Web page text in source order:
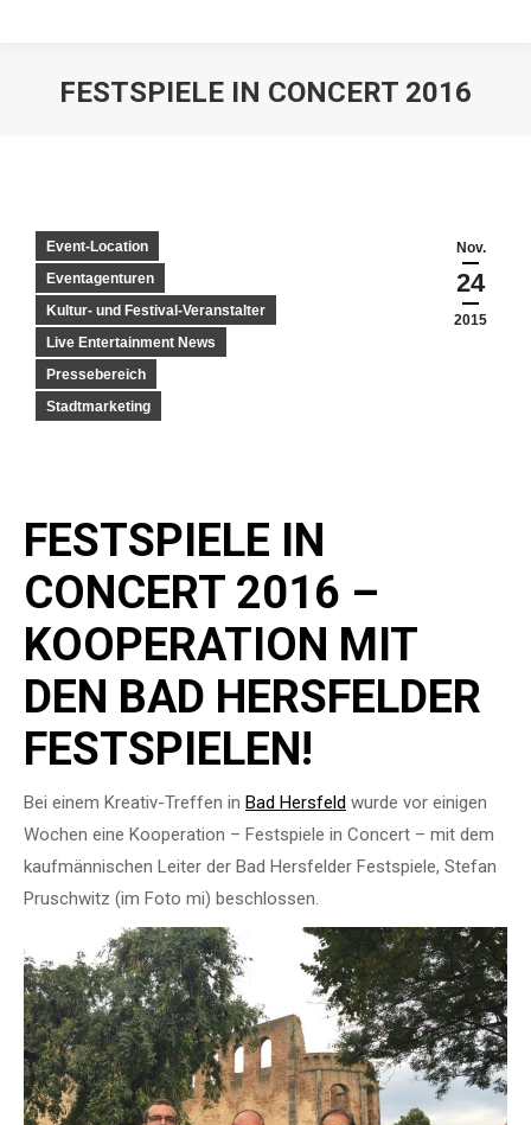
FESTSPIELE IN CONCERT 2016
Nov.
24
2015
Event-Location
Eventagenturen
Kultur- und Festival-Veranstalter
Live Entertainment News
Pressebereich
Stadtmarketing
FESTSPIELE IN
CONCERT 2016 –
KOOPERATION MIT
DEN BAD HERSFELDER
FESTSPIELEN!
Bei einem Kreativ-Treffen in Bad Hersfeld wurde vor einigen
Wochen eine Kooperation – Festspiele in Concert – mit dem
kaufmännischen Leiter der Bad Hersfelder Festspiele, Stefan
Pruschwitz (im Foto mi) beschlossen.